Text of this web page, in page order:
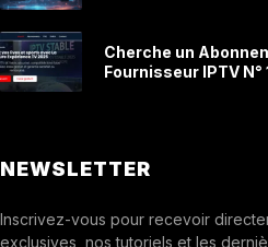
Cherche un
Fournisseur IPTV N°
NEWSLETTER
Inscrivez-vous pour recevoir
exclusives, nos tutoriels et les